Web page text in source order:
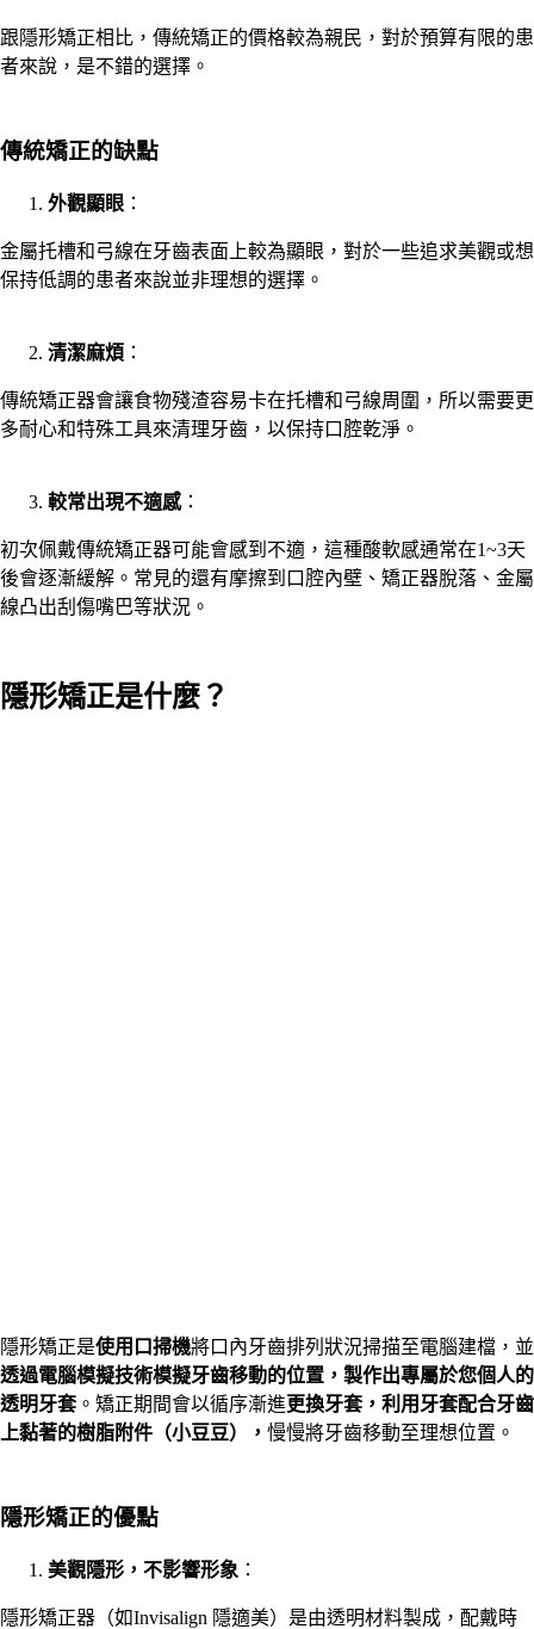
跟隱形矯正相比，傳統矯正的價格較為親民，對於預算有限的患
者來說，是不錯的選擇。
傳統矯正的缺點
外觀顯眼 ：
金屬托槽和弓線在牙齒表面上較為顯眼，對於一些追求美觀或想
保持低調的患者來說並非理想的選擇。
清潔麻煩 ：
傳統矯正器會讓食物殘渣容易卡在托槽和弓線周圍，所以需要更
多耐心和特殊工具來清理牙齒，以保持口腔乾淨。
較常出現不適感：
初次佩戴傳統矯正器可能會感到不適，這種酸軟感通常在1~3天
後會逐漸緩解。常見的還有摩擦到口腔內壁、矯正器脫落、金屬
線凸出刮傷嘴巴等狀況。
隱形矯正是什麼？
隱形矯正是使用口掃機將口內牙齒排列狀況掃描至電腦建檔，並
透過電腦模擬技術模擬牙齒移動的位置，製作出專屬於您個人的
透明牙套。矯正期間會以循序漸進更換牙套，利用牙套配合牙齒
上黏著的樹脂附件（小豆豆）， 慢慢將牙齒移動至理想位置。
隱形矯正的優點
美觀隱形，不影響形象 ：
隱形矯正器（如Invisalign 隱適美）是由透明材料製成，配戴時